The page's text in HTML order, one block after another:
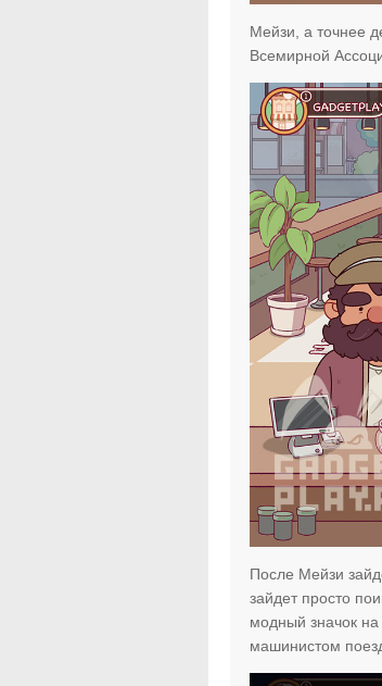
Мейзи, а точнее
Всемирной
После Мейзи
зайдет просто
модный значок на
машинистом